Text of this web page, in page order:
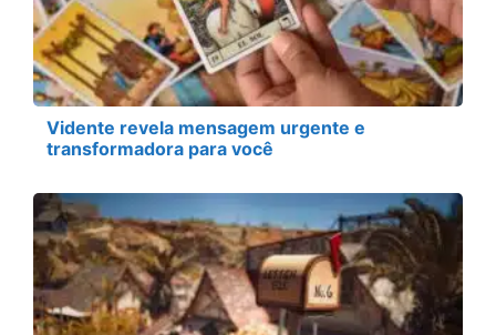
Vidente revela mensagem urgente e
transformadora para você